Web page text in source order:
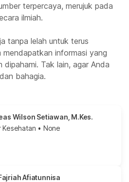
terpercaya, merujuk pada
ilmiah.
tanpa lelah untuk terus
mendapatkan informasi yang
Tak lain, agar Anda
bahagia.
Wilson Setiawan, M.Kes.
Kesehatan • None
Afiatunnisa